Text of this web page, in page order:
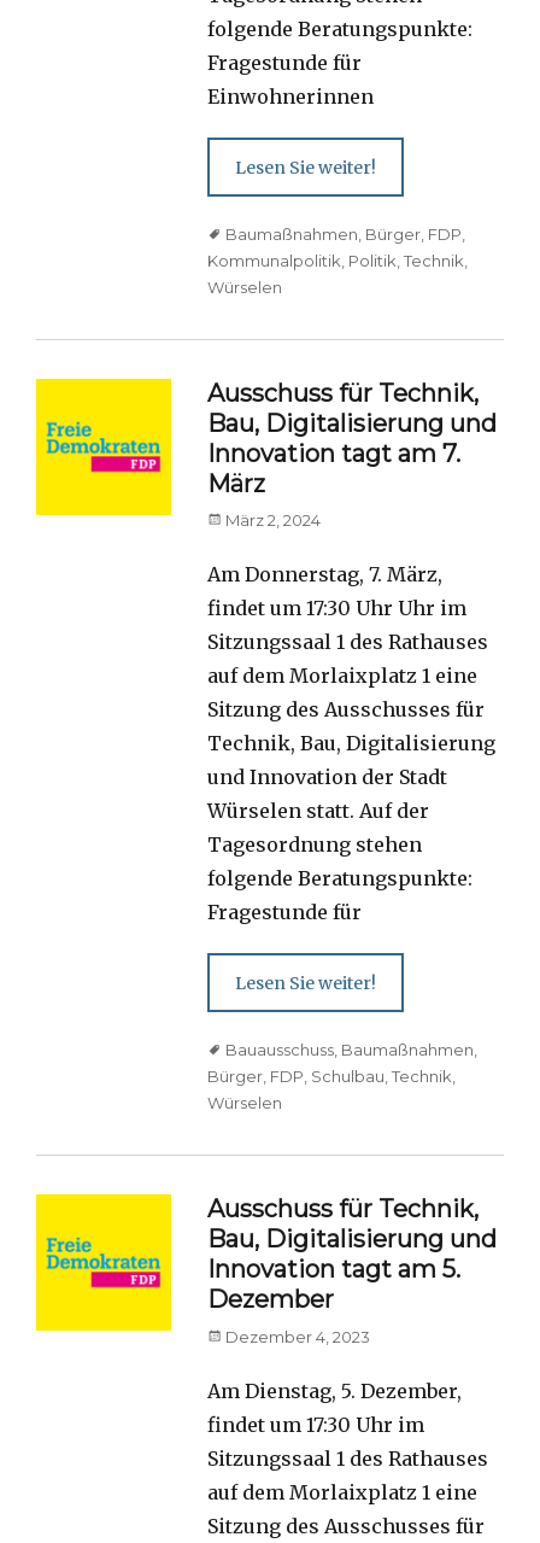
folgende Beratungspunkte:
Fragestunde für
Einwohnerinnen
Lesen Sie weiter!
TagsBaumaßnahmen Bürger FDP
Kommunalpolitik Politik ,Technik
Würselen
Ausschuss für Technik,
Bau, Digitalisierung und
Innovation tagt am 7.
März
Posted
März 2, 2024
Am Donnerstag, 7. März,
findet um 17:30 Uhr Uhr im
Sitzungssaal 1 des Rathauses
auf dem Morlaixplatz 1 eine
Sitzung des Ausschusses für
Technik, Bau, Digitalisierung
und Innovation der Stadt
Würselen statt. Auf der
Tagesordnung stehen
folgende Beratungspunkte:
Fragestunde für
Lesen Sie weiter!
TagsBauausschuss, Baumaßnahmen,
Bürger, FDP, Schulbau,Technik,
Würselen
Ausschuss für Technik,
Bau, Digitalisierung und
Innovation tagt am 5.
Dezember
Posted
Dezember 4, 2023
Am Dienstag, 5. Dezember,
findet um 17:30 Uhr im
Sitzungssaal 1 des Rathauses
auf dem Morlaixplatz 1 eine
Sitzung des Ausschusses für